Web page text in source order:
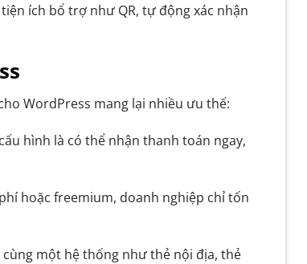
ích bổ trợ như QR, tự động xác nhận
WordPress mang lại nhiều ưu thế:
hình là có thể nhận thanh toán ngay,
hoặc freemium, doanh nghiệp chỉ tốn
một hệ thống như thẻ nội địa, thẻ